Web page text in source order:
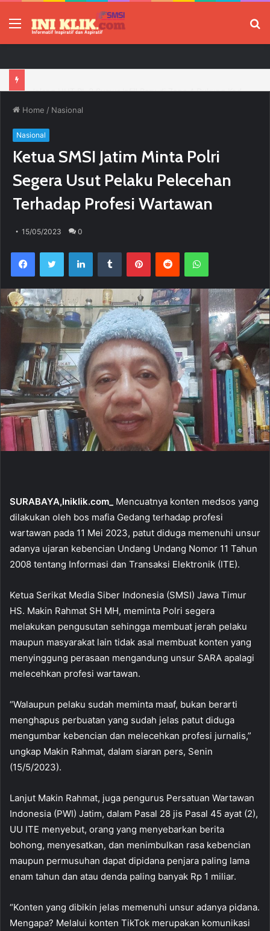
Menu
Home / Nasional
Nasional
Ketua SMSI Jatim Minta Polri
Segera Usut Pelaku Pelecehan
Terhadap Profesi Wartawan
15/05/2023 0
SURABAYA,Iniklik.com_
Mencuatnya konten medsos yang
dilakukan oleh bos mafia Gedang terhadap profesi
wartawan pada 11 Mei 2023, patut diduga memenuhi unsur
adanya ujaran kebencian Undang Undang Nomor 11 Tahun
2008 tentang Informasi dan Transaksi Elektronik (ITE).
Ketua Serikat Media Siber Indonesia (SMSI) Jawa Timur
HS. Makin Rahmat SH MH, meminta Polri segera
melakukan pengusutan sehingga membuat jerah pelaku
maupun masyarakat lain tidak asal membuat konten yang
menyinggung perasaan mengandung unsur SARA apalagi
melecehkan profesi wartawan.
“Walaupun pelaku sudah meminta maaf, bukan berarti
menghapus perbuatan yang sudah jelas patut diduga
mengumbar kebencian dan melecehkan profesi jurnalis,”
ungkap Makin Rahmat, dalam siaran pers, Senin
(15/5/2023).
Lanjut Makin Rahmat, juga pengurus Persatuan Wartawan
Indonesia (PWI) Jatim, dalam Pasal 28 jis Pasal 45 ayat (2),
UU ITE menyebut, orang yang menyebarkan berita
bohong, menyesatkan, dan menimbulkan rasa kebencian
maupun permusuhan dapat dipidana penjara paling lama
enam tahun dan atau denda paling banyak Rp 1 miliar.
“Konten yang dibikin jelas memenuhi unsur adanya pidana.
Mengapa? Melalui konten TikTok merupakan komunikasi